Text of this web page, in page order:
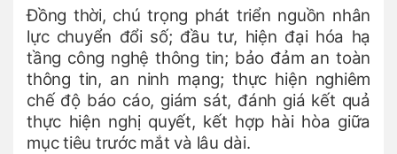
Đồng thời, chú trọng phát triển nguồn nhân
lực chuyển đổi số; đầu tư, hiện đại hóa hạ
tầng công nghệ thông tin; bảo đảm an toàn
thông tin, an ninh mạng; thực hiện nghiêm
chế độ báo cáo, giám sát, đánh giá kết quả
thực hiện nghị quyết, kết hợp hài hòa giữa
mục tiêu trước mắt và lâu dài.